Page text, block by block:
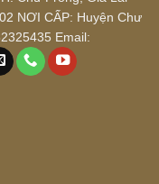
NƠI CẤP: Huyện Chư
Email: